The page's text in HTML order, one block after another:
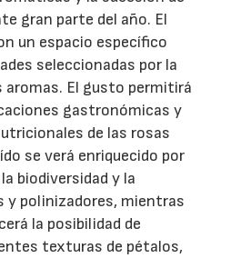
gran parte del año. El
un espacio específico
seleccionadas por la
aromas. El gusto permitirá
gastronómicas y
de las rosas
se verá enriquecido por
biodiversidad y la
y polinizadores, mientras
la posibilidad de
texturas de pétalos,